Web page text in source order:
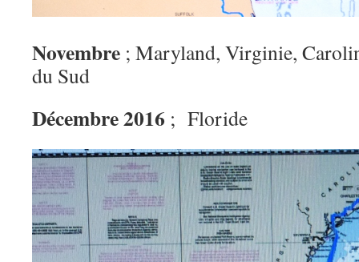
Novembre ; Maryland, Virginie,
du Sud
Décembre 2016 ; Floride